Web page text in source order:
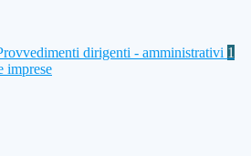
dirigenti - amministrativi 1
imprese